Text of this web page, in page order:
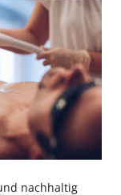
nachhaltig